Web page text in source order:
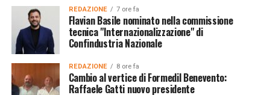
REDAZIONE 7 ore fa
Flavian Basile nominato nella commissione
tecnica "Internazionalizzazione" di
Confindustria Nazionale
REDAZIONE 8 ore fa
Cambio al vertice di Formedil Benevento:
Raffaele Gatti nuovo presidente